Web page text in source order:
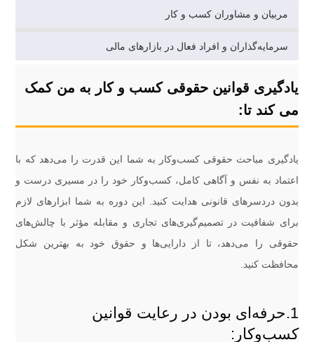
مربیان و مشاوران کسب و کار
سرمایه‌گذاران و افراد فعال در بازارهای مالی
یادگیری قوانین حقوقی کسب و کار به من کمک
می کند تا:
یادگیری مباحث حقوقی کسب‌وکار به شما این قدرت را می‌دهد که با
اعتماد به نفس و آگاهی کامل، کسب‌وکار خود را در مسیری درست و
بدون دردسرهای قانونی هدایت کنید. این دوره به شما ابزارهای لازم
برای شفافیت در تصمیم‌گیری‌های تجاری و مقابله مؤثر با چالش‌های
حقوقی را می‌دهد، تا از دارایی‌ها و حقوق خود به بهترین شکل
محافظت کنید.
1.حرفه‌ای بودن در رعایت قوانین
کسب‌وکار: